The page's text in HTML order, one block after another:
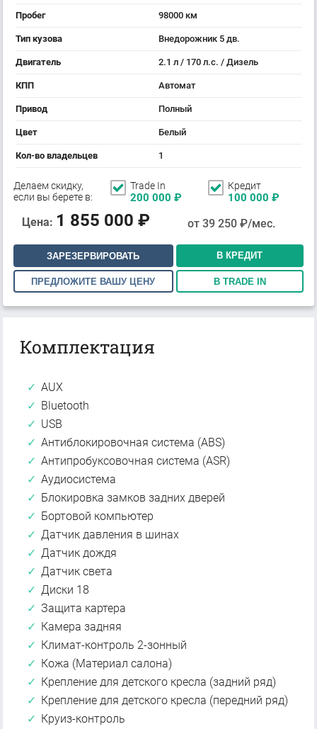
Пробег 98000 км
Тип кузова Внедорожник 5 дв.
Двигатель 2.1 л / 170 л.с. / Дизель
КПП Автомат
Привод Полный
Цвет Белый
Кол-во владельцев 1
Делаем скидку,
если вы берете в:
Trade In
200 000 ₽
Кредит
100 000 ₽
Цена: 1 855 000 ₽ от 39 250₽/мес.
ЗАРЕЗЕРВИРОВАТЬ В КРЕДИТ
ПРЕДЛОЖИТЕ ВАШУ ЦЕНУ В TRADE IN
Комплектация
AUX
Bluetooth
USB
Антиблокировочная система (ABS)
Антипробуксовочная система (ASR)
Аудиосистема
Блокировка замков задних дверей
Бортовой компьютер
Датчик давления в шинах
Датчик дождя
Датчик света
Диски 18
Защита картера
Камера задняя
Климат-контроль 2-зонный
Кожа (Материал салона)
Крепление для детского кресла (задний ряд)
Крепление для детского кресла (передний ряд)
Круиз-контроль